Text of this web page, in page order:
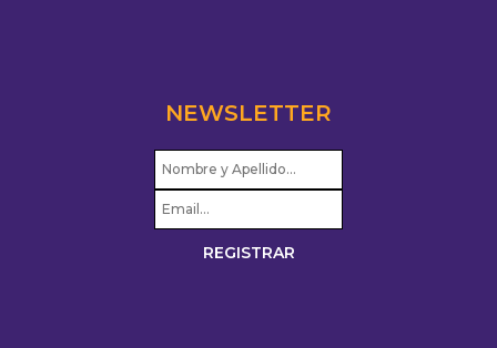
NEWSLETTER